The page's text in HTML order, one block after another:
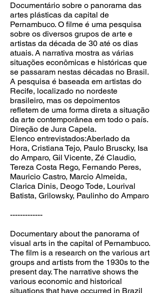
Documentário sobre o panorama das
artes plásticas da capital de
Pernambuco. O filme é uma pesquisa
sobre os diversos grupos de arte e
artistas da década de 30 até os dias
atuais. A narrativa mostra as várias
situações econômicas e históricas que
se passaram nestas décadas no Brasil.
A pesquisa é baseada em artistas do
Recife, localizado no nordeste
brasileiro, mas os depoimentos
refletem de uma forma direta a situação
da arte contemporânea em todo o país.
Direção de Jura Capela.
Elenco entrevistados:Aberlado da
Hora, Cristiana Tejo, Paulo Bruscky, Isa
do Amparo, Gil Vicente, Zé Claudio,
Tereza Costa Rego, Fernando Peres,
Mauricio Castro, Marcio Almeida,
Clarica Dinis, Deogo Tode, Lourival
Batista, Grilowsky, Paulinho do Amparo
-------------
Documentary about the panorama of
visual arts in the capital of Pernambuco.
The film is a research on the various art
groups and artists from the 1930s to the
present day. The narrative shows the
various economic and historical
situations that have occurred in Brazil